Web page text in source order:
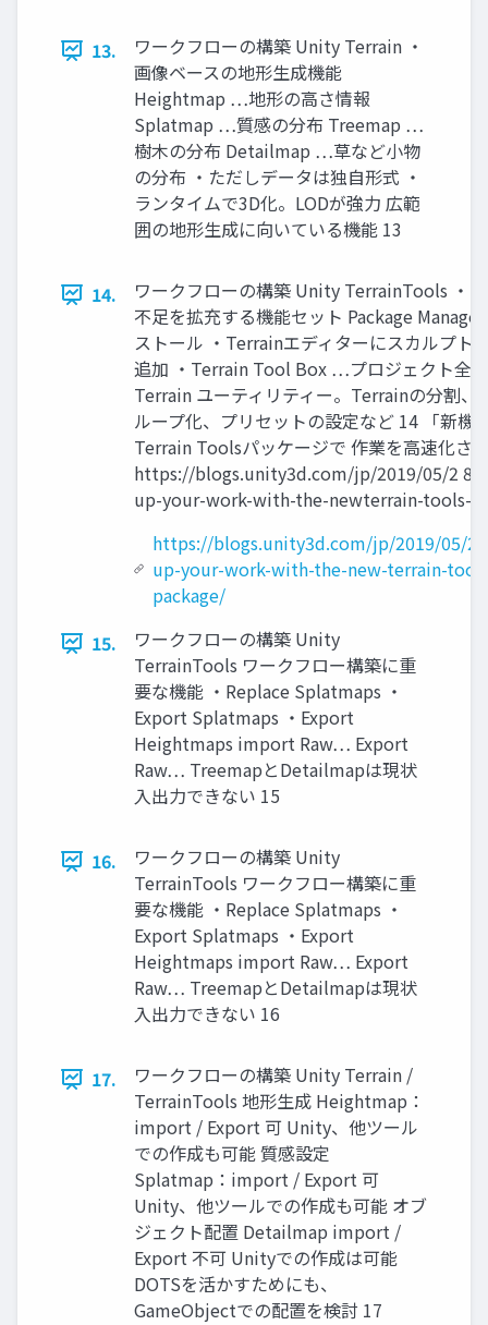
13.
ワークフローの構築 Unity Terrain ・
画像ベースの地形生成機能
Heightmap …地形の高さ情報
Splatmap …質感の分布 Treemap …
樹木の分布 Detailmap …草など小物
の分布 ・ただしデータは独自形式 ・
ランタイムで3D化。LODが強力 広範
囲の地形生成に向いている機能 13
14.
ワークフローの構築 Unity TerrainTools ・
不足を拡充する機能セット Package
ストール ・Terrainエディターにスカルプト
追加 ・Terrain Tool Box …プロジェクト全
Terrain ユーティリティー。Terrainの分割、
ループ化、プリセットの設定など 14 「新機
Terrain Toolsパッケージで 作業を高速化さ
https://blogs.unity3d.com/jp/2019/05/2 8/
up-your-work-with-the-newterrain-tools-
https://blogs.unity3d.com/jp/2019/05/
up-your-work-with-the-new-terrain-
package/
15.
ワークフローの構築 Unity
TerrainTools ワークフロー構築に重
要な機能 ・Replace Splatmaps ・
Export Splatmaps ・Export
Heightmaps import Raw… Export
Raw… TreemapとDetailmapは現状
入出力できない 15
16.
ワークフローの構築 Unity
TerrainTools ワークフロー構築に重
要な機能 ・Replace Splatmaps ・
Export Splatmaps ・Export
Heightmaps import Raw… Export
Raw… TreemapとDetailmapは現状
入出力できない 16
17.
ワークフローの構築 Unity Terrain /
TerrainTools 地形生成 Heightmap：
import / Export 可 Unity、他ツール
での作成も可能 質感設定
Splatmap：import / Export 可
Unity、他ツールでの作成も可能 オブ
ジェクト配置 Detailmap import /
Export 不可 Unityでの作成は可能
DOTSを活かすためにも、
GameObjectでの配置を検討 17